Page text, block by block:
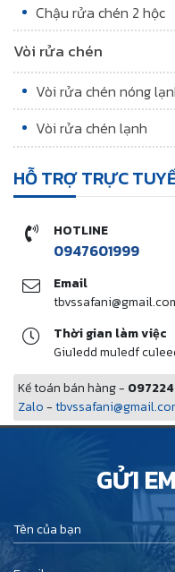
Chậu rửa chén 2 hộc
Vòi rửa chén
Vòi rửa chén nóng
Vòi rửa chén lạnh
HỖ TRỢ TRỰC
HOTLINE
0947601999
Email
Thời gian làm việc
Giu1edd mu1edf
Kế toán bán hàng -
Zalo-
GỬI